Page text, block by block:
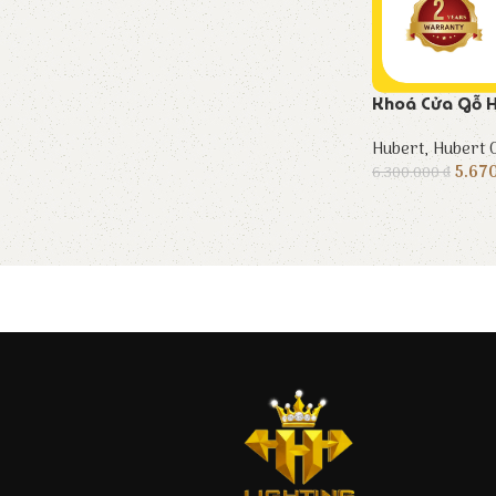
Khoá Cửa Gỗ
Hubert,Hubert
6.300.000₫